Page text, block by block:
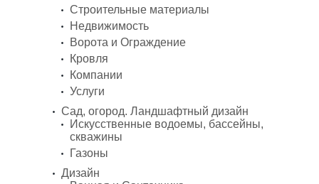
Строительные материалы
Недвижимость
Ворота и Ограждение
Кровля
Компании
Услуги
Сад, огород. Ландшафтный дизайн
Искусственные водоемы, бассейны,
скважины
Газоны
Дизайн